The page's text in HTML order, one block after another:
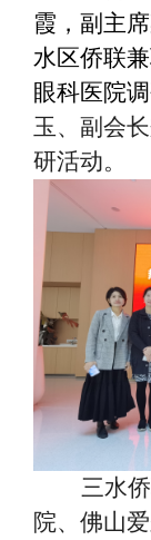
霞，副主
水区侨联
眼科医院
玉、副会
研活动。
三水
院、佛山